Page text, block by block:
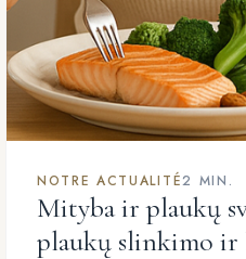
NOTRE ACTUALITÉ2 MIN.
Mityba ir plaukų
plaukų slinkimo